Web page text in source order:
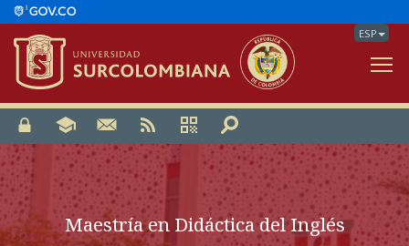
ESP
Maestría en Didáctica del Inglés